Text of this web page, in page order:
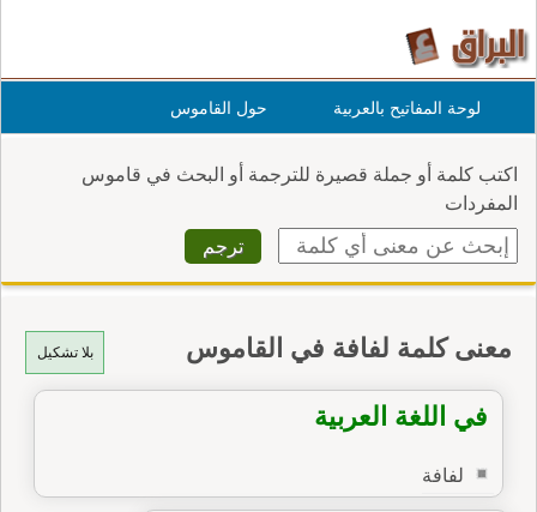
لوحة المفاتيح بالعربية حول القاموس
اكتب كلمة أو جملة قصيرة للترجمة أو البحث في قاموس
المفردات
بلا تشكيل معنى كلمة لفافة في القاموس
في اللغة العربية
لفافة